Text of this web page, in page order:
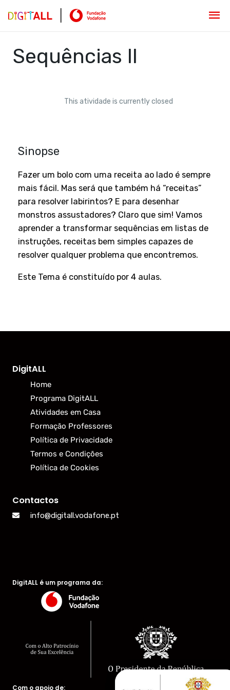
Sequências II
This atividade is currently closed
Sinopse
Fazer um bolo com uma receita ao lado é sempre
mais fácil. Mas será que também há “receitas”
para resolver labirintos? E para desenhar
monstros assustadores? Claro que sim! Vamos
aprender a transformar sequências em listas de
instruções, receitas bem simples capazes de
resolver qualquer problema que encontremos.
Este Tema é constituído por 4 aulas.
DigitALL
Home
Programa DigitALL
Atividades em Casa
Formação Professores
Política de Privacidade
Termos e Condições
Política de Cookies
Contactos
info@digitall.vodafone.pt
DigitALL é um programa da:
Com o apoio de: